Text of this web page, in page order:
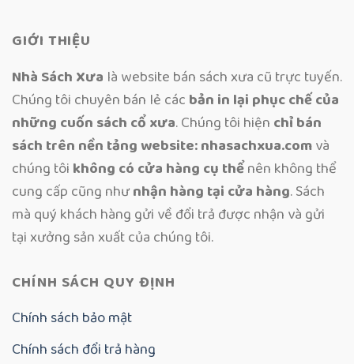
GIỚI THIỆU
Nhà Sách Xưa là website bán sách xưa cũ trực tuyến.
Chúng tôi chuyên bán lẻ các bản in lại phục chế của
những cuốn sách cổ xưa. Chúng tôi hiện chỉ bán
sách trên nền tảng website: nhasachxua.comvà
chúng tôi không có cửa hàng cụ thểnên không thể
cung cấp cũng nhưnhận hàng tại cửa hàng. Sách
mà quý khách hàng gửi về đổi trả được nhận và gửi
tại xưởng sản xuất của chúng tôi.
CHÍNH SÁCH QUY ĐỊNH
Chính sách bảo mật
Chính sách đổi trả hàng